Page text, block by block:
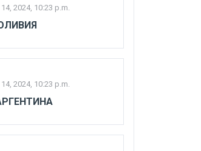
2024, 10:23 p.m.
2024, 10:23 p.m.